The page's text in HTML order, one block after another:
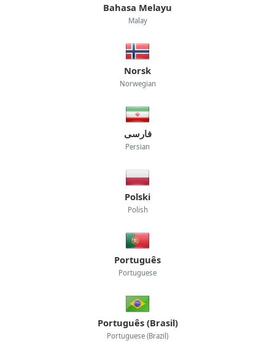
Bahasa Melayu
Malay
Norsk
Norwegian
فارسی
Persian
Polski
Polish
Português
Portuguese
Português (Brasil)
Portuguese (Brazil)